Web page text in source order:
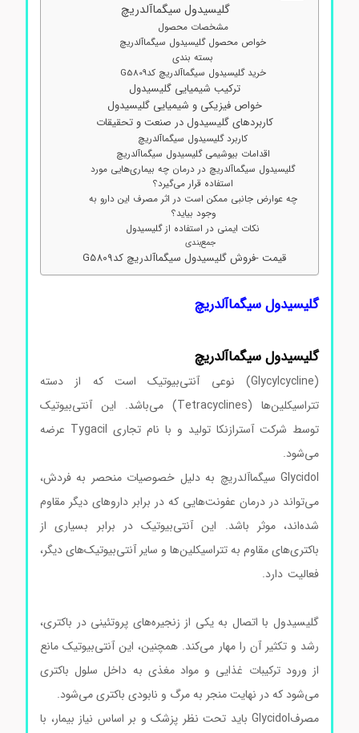
گلیسیدول سیگماآلدریچ
مشخصات محصول
خواص محصول گلیسیدول سیگماآلدریچ
بسته بندی
خرید گلیسیدول سیگماآلدریچ کدG5809
ترکیب شیمیایی گلیسیدول
خواص فیزیکی و شیمیایی گلیسیدول
کاربردهای گلیسیدول در صنعت و تحقیقات
کاربرد گلیسیدول سیگماآلدریچ
اقدامات بیوشیمی گلیسیدول سیگماآلدریچ
گلیسیدول سیگماآلدریچ در درمان چه بیماری‌هایی مورد
استفاده قرار می‌گیرد؟
چه عوارض جانبی ممکن است در اثر مصرف این دارو به
وجود بیاید؟
نکات ایمنی در استفاده از گلیسیدول
جمع‌بندی
قیمت -فروش گلیسیدول سیگماآلدریچ کدG5809
گلیسیدول سیگماآلدریچ
گلیسیدولسیگماآلدریچ
(Glycylcycline) نوعی آنتی‌بیوتیک است که از دسته
تتراسیکلین‌ها (Tetracyclines) می‌باشد. این آنتی‌بیوتیک
توسط شرکت آسترازنکا تولید و با نام تجاری Tygacil عرضه
می‌شود.
Glycidol سیگماآلدریچ به دلیل خصوصیات منحصر به فردش،
می‌تواند در درمان عفونت‌هایی که در برابر داروهای دیگر مقاوم
شده‌اند، موثر باشد. این آنتی‌بیوتیک در برابر بسیاری از
باکتری‌های مقاوم به تتراسیکلین‌ها و سایر آنتی‌بیوتیک‌های دیگر،
فعالیت دارد.گلیسیدول سیگماآلدریچ گلیسیدول سیگماآلدریچ
گلیسیدول با اتصال به یکی از زنجیره‌های پروتئینی در باکتری،
رشد و تکثیر آن را مهار می‌کند. همچنین، این آنتی‌بیوتیک مانع
از ورود ترکیبات غذایی و مواد مغذی به داخل سلول باکتری
می‌شود که در نهایت منجر به مرگ و نابودی باکتری می‌شود.
مصرفGlycidol باید تحت نظر پزشک و بر اساس نیاز بیمار، با